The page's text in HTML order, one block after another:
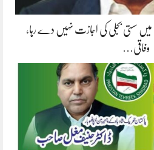
سستی بجلی کی اجازت نہیں دے رہا،
وفاقی…